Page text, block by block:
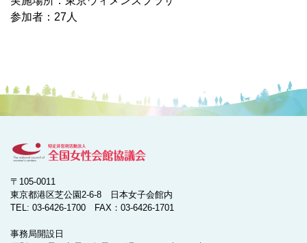
参加者：27人
〒105-0011
東京都港区芝公園2-6-8 日本女子会館内
TEL: 03-6426-1700 FAX：03-6426-1701
事務局開設日